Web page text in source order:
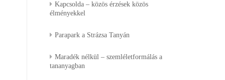
Kapcsolda – közös érzések közös
élményekkel
Parapark a Strázsa Tanyán
Maradék nélkül – szemléletformálás a
tananyagban